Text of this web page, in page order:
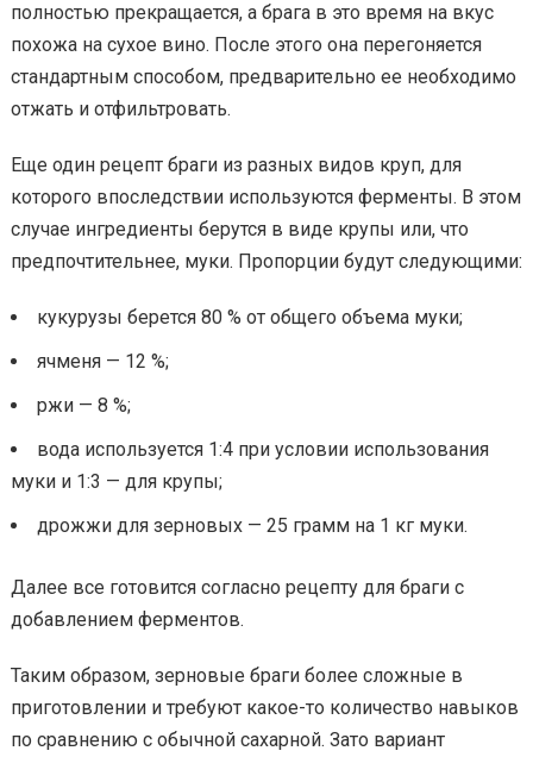
полностью прекращается, а брага в это время на вкус
похожа на сухое вино. После этого она перегоняется
стандартным способом, предварительно ее необходимо
отжать и отфильтровать.
Еще один рецепт браги из разных видов круп, для
которого впоследствии используются ферменты. В этом
случае ингредиенты берутся в виде крупы или, что
предпочтительнее, муки. Пропорции будут следующими:
кукурузы берется 80 % от общего объема муки;
ячменя — 12 %;
ржи — 8 %;
вода используется 1:4 при условии использования
муки и 1:3 — для крупы;
дрожжи для зерновых — 25 грамм на 1 кг муки.
Далее все готовится согласно рецепту для браги с
добавлением ферментов.
Таким образом, зерновые браги более сложные в
приготовлении и требуют какое-то количество навыков
по сравнению с обычной сахарной. Зато вариант